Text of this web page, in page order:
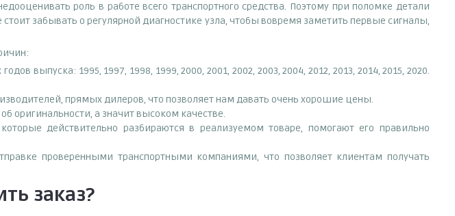
роль в работе всего транспортного средства. Поэтому при поломке детали
забывать о регулярной диагностике узла, чтобы вовремя заметить первые сигналы,
выпуска: 1995, 1997, 1998, 1999, 2000, 2001, 2002, 2003, 2004, 2012, 2013, 2014, 2015, 2020.
прямых дилеров, что позволяет нам давать очень хорошие цены.
оригинальности, а значит высоком качестве.
действительно разбираются в реализуемом товаре, помогают его правильно
проверенными транспортными компаниями, что позволяет клиентам получать
заказ?